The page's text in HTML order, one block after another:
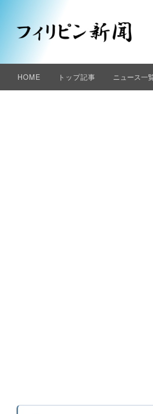
HOME トップ記事 ニュース一